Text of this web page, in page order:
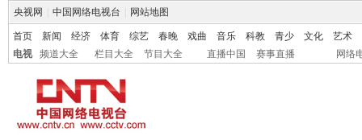
央视网 中国网络电视台 网站地图
首页 新闻 经济 体育 综艺 春晚 戏曲 音乐 科教 青少 文化
艺术
电视
频道大全 栏目大全 节目大全 直播中国 赛事直播 网络